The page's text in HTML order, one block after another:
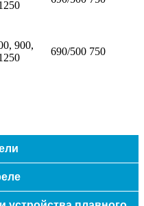
900,
690/500 750